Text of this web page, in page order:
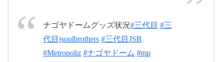
年1月14日
ナゴヤドームグッズ状況#三代目 #三
代目jsoulbrothers #三代目JSB
#Metropoliz #ナゴヤドーム #mp